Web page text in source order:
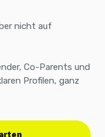
nicht auf
Co-Parents und
Profilen, ganz